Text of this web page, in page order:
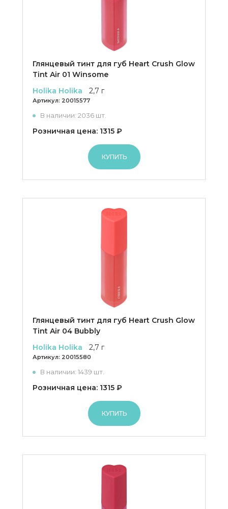
Глянцевый тинт для губ Heart Crush Glow
Tint Air 01 Winsome
Holika Holika
2,7 г
Артикул: 20015577
В наличии: 2036 шт.
Розничная цена: 1315 ₽
КУПИТЬ
Глянцевый тинт для губ Heart Crush Glow
Tint Air 04 Bubbly
Holika Holika
2,7 г
Артикул: 20015580
В наличии: 1439 шт.
Розничная цена: 1315 ₽
КУПИТЬ